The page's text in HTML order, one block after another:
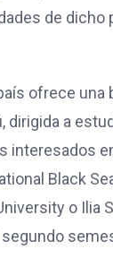
de dicho
ofrece una
dirigida a
interesados
Black
o Ilia